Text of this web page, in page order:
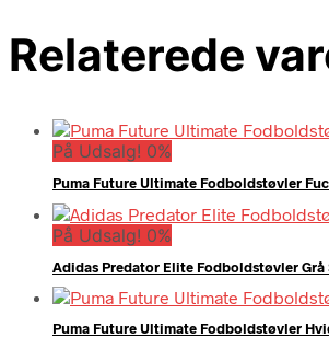
Relaterede
På Udsalg! 0%
Puma Future Ultimate Fodboldstøvler
På Udsalg! 0%
Adidas Predator Elite Fodboldstøvler Grå
Puma Future Ultimate Fodboldstøvler